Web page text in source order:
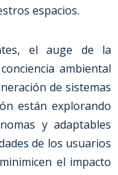
espacios.
el auge de la
ambiental
de sistemas
están explorando
y adaptables
de los usuarios
el impacto